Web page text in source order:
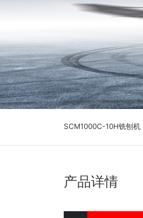
SCM1000C-10H铣刨机
产品详情